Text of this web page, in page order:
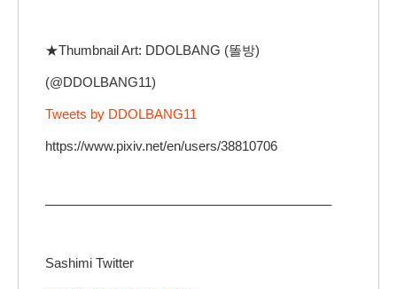
★Thumbnail Art: DDOLBANG (똘방)
(@DDOLBANG11)
Tweets by DDOLBANG11
https://www.pixiv.net/en/users/38810706
—————————————————————–
Sashimi Twitter